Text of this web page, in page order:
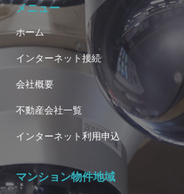
メニュー
ホーム
インターネット接続
会社概要
不動産会社一覧
インターネット利用申込
マンション物件地域